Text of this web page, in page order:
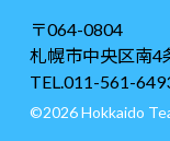
〒064-0804
札幌市中央区南4
TEL.011-561-
©2026 Hokkaido